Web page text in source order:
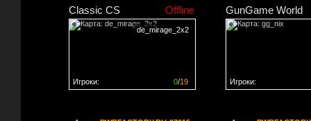
Classic CS Offline
de_mirage_2x2
0/19
Игроки:
GunGame World
Игроки: